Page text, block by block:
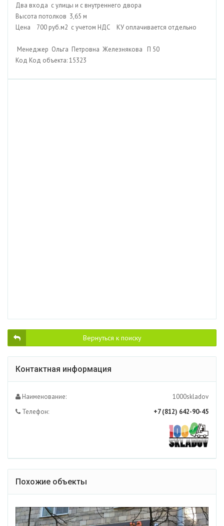
Два входа с улицы и с внутреннего двора
Высота потолков 3,65 м
Цена 700 руб.м2 с учетом НДС КУ оплачивается отдельно
Менеджер Ольга Петровна Железнякова П 50
Код Код объекта: 15323
Вернуться к поиску
Контактная информация
Наименование:
1000skladov
Телефон:
+7 (812) 642-90-45
Похожие объекты